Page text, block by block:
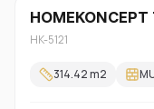
Jednorodzinny
HOMEKONCEPT
HK-5121
314.42m2